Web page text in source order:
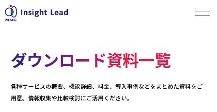
ダウンロード資料一覧
各種サービスの概要、機能詳細、料金、導入事例などをまとめた資料をご
用意。情報収集や比較検討にご活用ください。